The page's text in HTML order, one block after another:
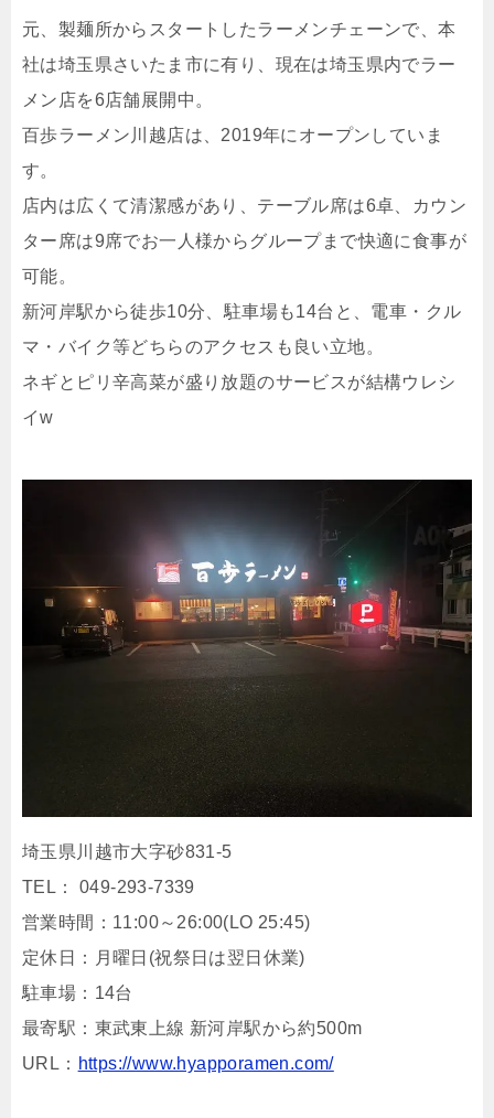
元、製麺所からスタートしたラーメンチェーンで、本
社は埼玉県さいたま市に有り、現在は埼玉県内でラー
メン店を6店舗展開中。
百歩ラーメン川越店は、2019年にオープンしていま
す。
店内は広くて清潔感があり、テーブル席は6卓、カウン
ター席は9席でお一人様からグループまで快適に食事が
可能。
新河岸駅から徒歩10分、駐車場も14台と、電車・クル
マ・バイク等どちらのアクセスも良い立地。
ネギとピリ辛高菜が盛り放題のサービスが結構ウレシ
イw
埼玉県川越市大字砂831-5
TEL： 049-293-7339
営業時間：11:00～26:00(LO 25:45)
定休日：月曜日(祝祭日は翌日休業)
駐車場：14台
最寄駅：東武東上線 新河岸駅から約500m
URL： https://www.hyapporamen.com/